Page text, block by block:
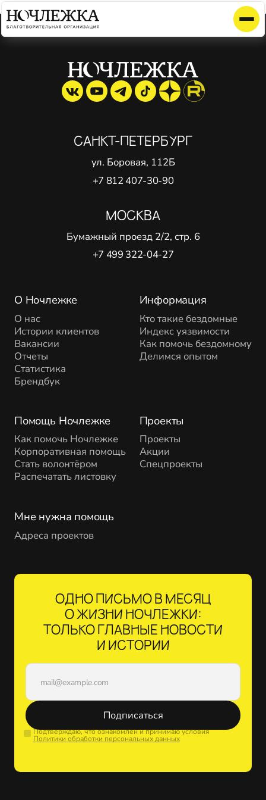
Элемент не найден!
О Ночлежке
О нас
Истории клиентов
Вакансии
Отчеты
Статистика
Брендбук
Помощь Ночлежке
Как помочь Ночлежке
Корпоративная помощь
Стать волонтёром
Распечатать листовку
Проекты
Проекты
Акции
Спецпроекты
Информация
Кто такие бездомные
Индекс уязвимости
Как помочь бездомному
Делимся опытом
Мне нужна помощь
Адреса проектов
САНКТ-ПЕТЕРБУРГ
ул. Боровая, 112Б
+7 812 407-30-90
МОСКВА
Бумажный проезд 2/2, стр. 6
+7 499 322-04-27
ОДНО ПИСЬМО В МЕСЯЦ
О ЖИЗНИ НОЧЛЕЖКИ:
ТОЛЬКО ГЛАВНЫЕ НОВОСТИ
И ИСТОРИИ
Подписаться
Подтверждаю, что ознакомлен и принимаю условия
Политики обработки персональных данных